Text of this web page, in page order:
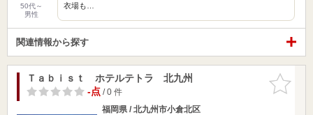
50代～
男性
衣場も…
関連情報から探す
お気に入
りに追加
Ｔａｂｉｓｔ ホテルテトラ 北九州
-点/ 0 件
福岡県 / 北九州市小倉北区